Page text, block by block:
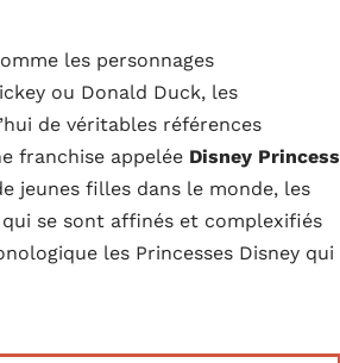
les personnages
ou Donald Duck, les
de véritables références
franchise appelée Disney Princess
jeunes filles dans le monde, les
se sont affinés et complexifiés
les Princesses Disney qui